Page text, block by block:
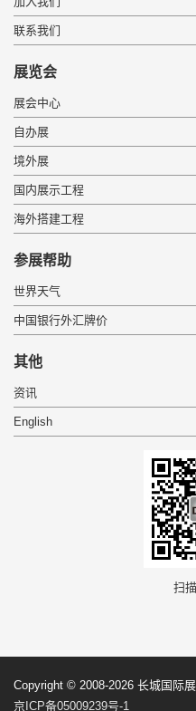
联系我们
展览会
展会中心
自办展
境外展
国内展示工程
海外搭建工程
参展帮助
世界天气
中国银行外汇牌价
其他
资讯
English
扫
Copyright © 2008-2026 长城国际
京ICP备05009239号-1